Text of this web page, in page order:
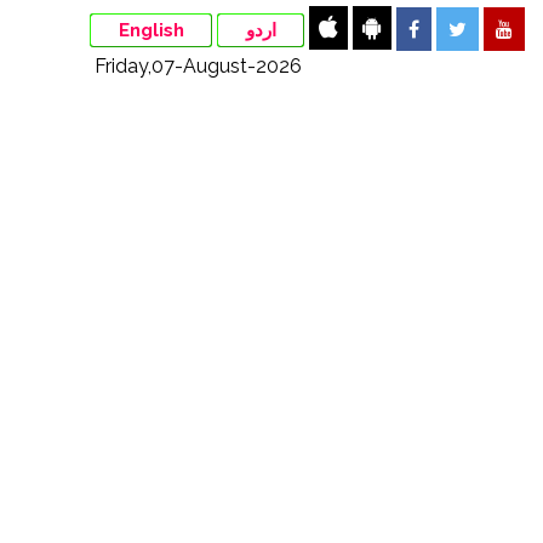
English اردو
Friday,07-August-2026